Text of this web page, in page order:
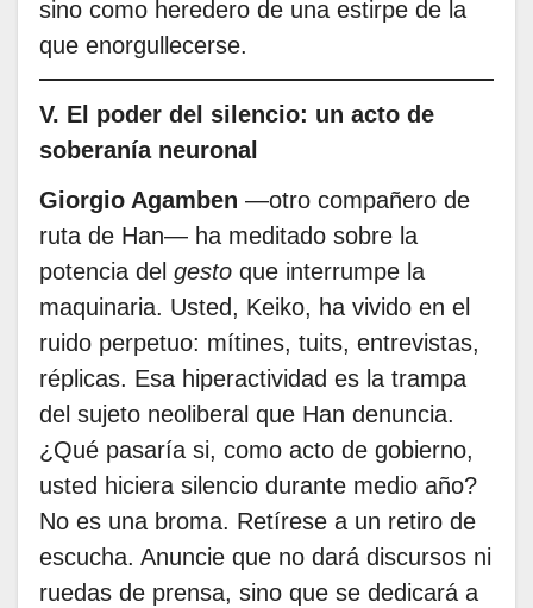
sino como heredero de una estirpe de la
que enorgullecerse.
V. El poder del silencio: un acto de
soberanía neuronal
Giorgio Agamben —otro compañero de
ruta de Han— ha meditado sobre la
potencia del gesto que interrumpe la
maquinaria. Usted, Keiko, ha vivido en el
ruido perpetuo: mítines, tuits, entrevistas,
réplicas. Esa hiperactividad es la trampa
del sujeto neoliberal que Han denuncia.
¿Qué pasaría si, como acto de gobierno,
usted hiciera silencio durante medio año?
No es una broma. Retírese a un retiro de
escucha. Anuncie que no dará discursos ni
ruedas de prensa, sino que se dedicará a